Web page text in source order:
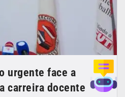
urgente face a
carreira docente